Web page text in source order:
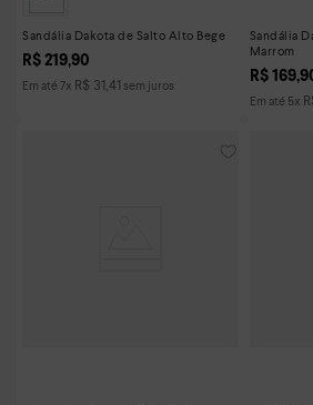
Sandália Dakota de Salto Alto Bege
R$ 219,90
Em até 7x R$ 31,41 sem juros
Sandália
Marrom
R$ 169,
Em até 5x